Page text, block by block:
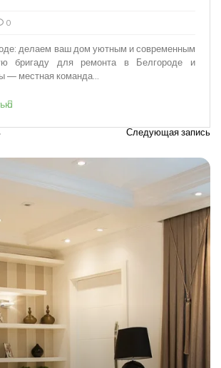
0
делаем ваш дом уютным и современным
бригаду для ремонта в Белгороде и
— местная команда...
Следующая запись